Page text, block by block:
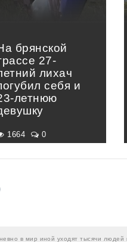
брянской
27-
лихач
себя и
летнюю
1664 0
в мир иной уходят тысячи людей